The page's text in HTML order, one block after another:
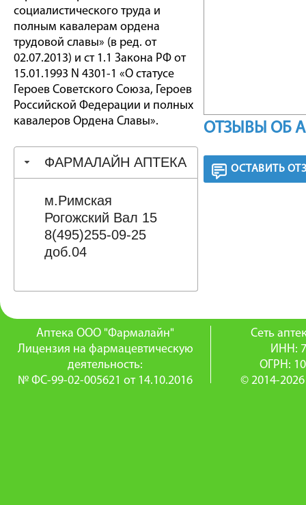
социалистического труда и
полным кавалерам ордена
трудовой славы» (в ред. от
02.07.2013) и ст 1.1 Закона РФ от
15.01.1993 N 4301-1 «О статусе
Героев Советского Союза, Героев
Российской Федерации и полных
кавалеров Ордена Славы».
ФАРМАЛАЙН АПТЕКА
м.Римская
Рогожский Вал 15
8(495)255-09-25
доб.04
ОТЗЫВЫ ОБ
ОСТАВИТЬ
Аптека ООО "Фармалайн"
Лицензия на фармацевтическую
деятельность:
№ ФС-99-02-005621 от 14.10.2016
Сеть
ИНН:
ОГРН:
© 2014-